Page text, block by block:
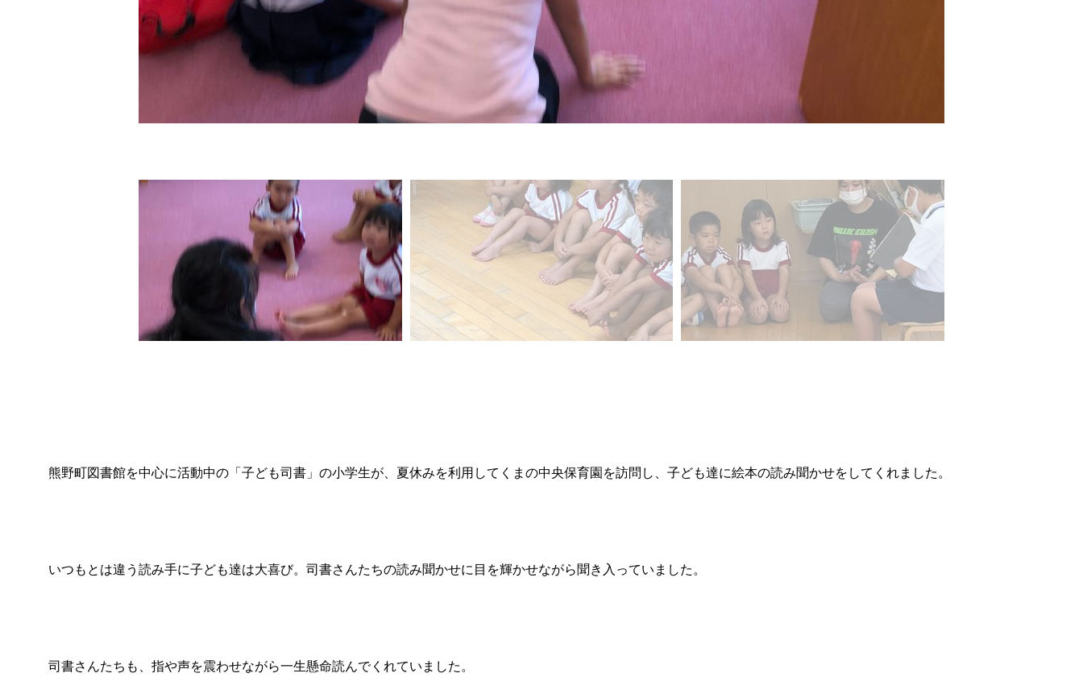
熊野町図書館を中心に活動中の「子ども司書」の小学生が、夏休みを利用してくまの中央保育園を訪問し、子ども達に絵本の読み聞かせをしてくれました。
いつもとは違う読み手に子ども達は大喜び。司書さんたちの読み聞かせに目を輝かせながら聞き入っていました。
司書さんたちも、指や声を震わせながら一生懸命読んでくれていました。